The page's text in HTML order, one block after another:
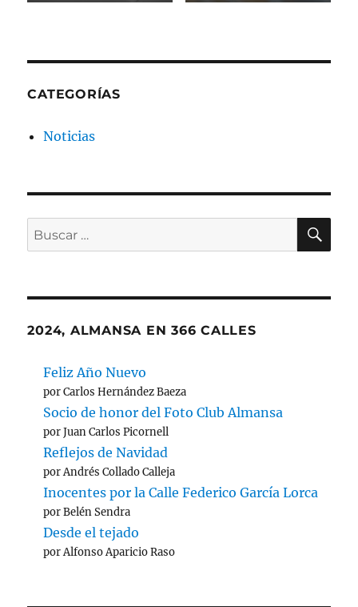
CATEGORÍAS
Noticias
Buscar
por:
2024, ALMANSA EN 366 CALLES
Feliz Año Nuevo
por Carlos Hernández Baeza
Socio de honor del Foto Club Almansa
por Juan Carlos Picornell
Reflejos de Navidad
por Andrés Collado Calleja
Inocentes por la Calle Federico García Lorca
por Belén Sendra
Desde el tejado
por Alfonso Aparicio Raso